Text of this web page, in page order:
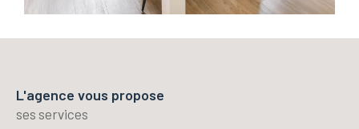
L'agence vous propose
ses services